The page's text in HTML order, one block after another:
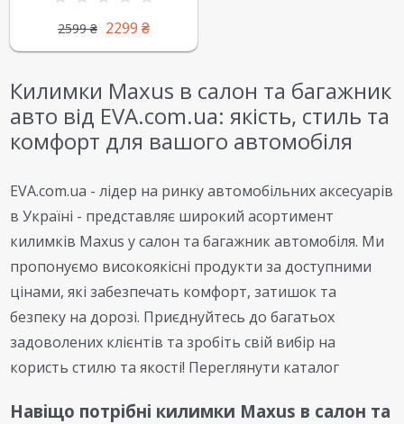
2599₴ 2299 ₴
Килимки Maxus в салон та багажник
авто від EVA.com.ua: якість, стиль та
комфорт для вашого автомобіля
EVA.com.ua - лідер на ринку автомобільних аксесуарів
в Україні - представляє широкий асортимент
килимків Maxus у салон та багажник автомобіля. Ми
пропонуємо високоякісні продукти за доступними
цінами, які забезпечать комфорт, затишок та
безпеку на дорозі. Приєднуйтесь до багатьох
задоволених клієнтів та зробіть свій вибір на
користь стилю та якості! Переглянути каталог
Навіщо потрібні килимки Maxus в салон та